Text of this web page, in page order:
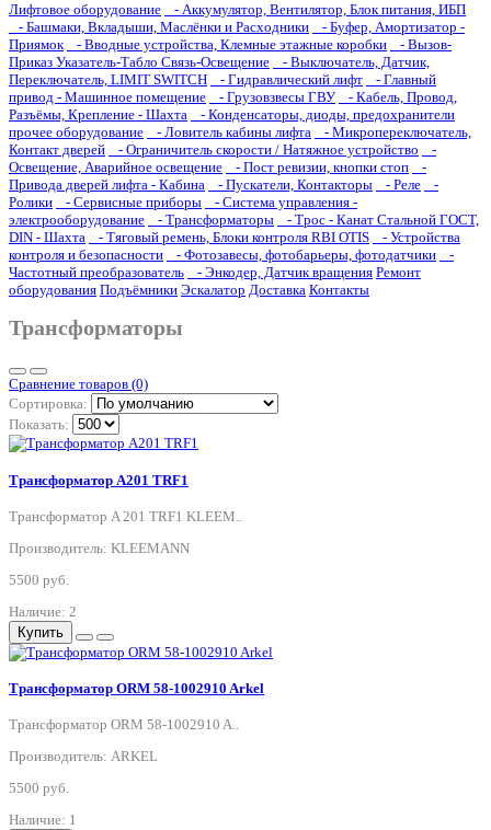
Лифтовое оборудование
- Аккумулятор, Вентилятор, Блок питания, ИБП
- Башмаки, Вкладыши, Маслёнки и Расходники
- Буфер, Амортизатор -
Приямок
- Вводные устройства, Клемные этажные коробки
- Вызов-
Приказ Указатель-Табло Связь-Освещение
- Выключатель, Датчик,
Переключатель, LIMIT SWITCH
- Гидравлический лифт
- Главный
привод - Машинное помещение
- Грузовзвесы ГВУ
- Кабель, Провод,
Разъёмы, Крепление - Шахта
- Конденсаторы, диоды, предохранители
прочее оборудование
- Ловитель кабины лифта
- Микропереключатель,
Контакт дверей
- Ограничитель скорости / Натяжное устройство
-
Освещение, Аварийное освещение
- Пост ревизии, кнопки стоп
-
Привода дверей лифта - Кабина
- Пускатели, Контакторы - Реле
-
Ролики
- Сервисные приборы
- Система управления -
электрооборудование
- Трансформаторы
- Трос - Канат Стальной ГОСТ,
DIN - Шахта
- Тяговый ремень, Блоки контроля RBI OTIS
- Устройства
контроля и безопасности
- Фотозавесы, фотобарьеры, фотодатчики
-
Частотный преобразователь
- Энкодер, Датчик вращения Ремонт
оборудования Подъёмники Эскалатор Доставка Контакты
Трансформаторы
Сравнение товаров (0)
Сортировка:
Показать:
Трансформатор A201 TRF1
Трансформатор A 201 TRF1 KLEEM..
Производитель: KLEEMANN
5500 руб.
Наличие: 2
Купить
Трансформатор ORM 58-1002910 Arkel
Трансформатор ORM 58-1002910 A..
Производитель: ARKEL
5500 руб.
Наличие: 1